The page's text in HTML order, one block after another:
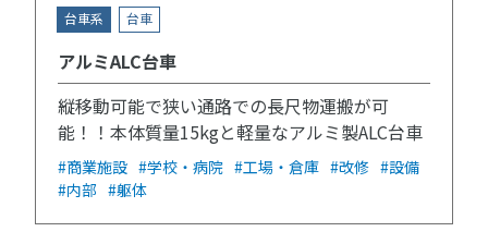
台車系 台車
アルミALC台車
縦移動可能で狭い通路での長尺物運搬が可
能！！本体質量15kgと軽量なアルミ製ALC台車
#商業施設 #学校・病院 #工場・倉庫 #改修 #設備
#内部 #躯体